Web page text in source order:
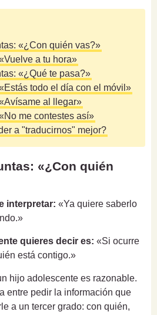
«¿Con quién vas?»
a tu hora»
«¿Qué te pasa?»
todo el día con el móvil»
al llegar»
me contestes así»
a "traducirnos" mejor?
«¿Con quién
interpretar: «Ya quiere saberlo
quieres decir es: «Si ocurre
está contigo.»
hijo adolescente es razonable.
entre pedir la información que
a un tercer grado: con quién,